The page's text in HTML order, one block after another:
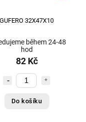
GUFERO 32X47X10
během 24-48
hod
82 Kč
Do košíku